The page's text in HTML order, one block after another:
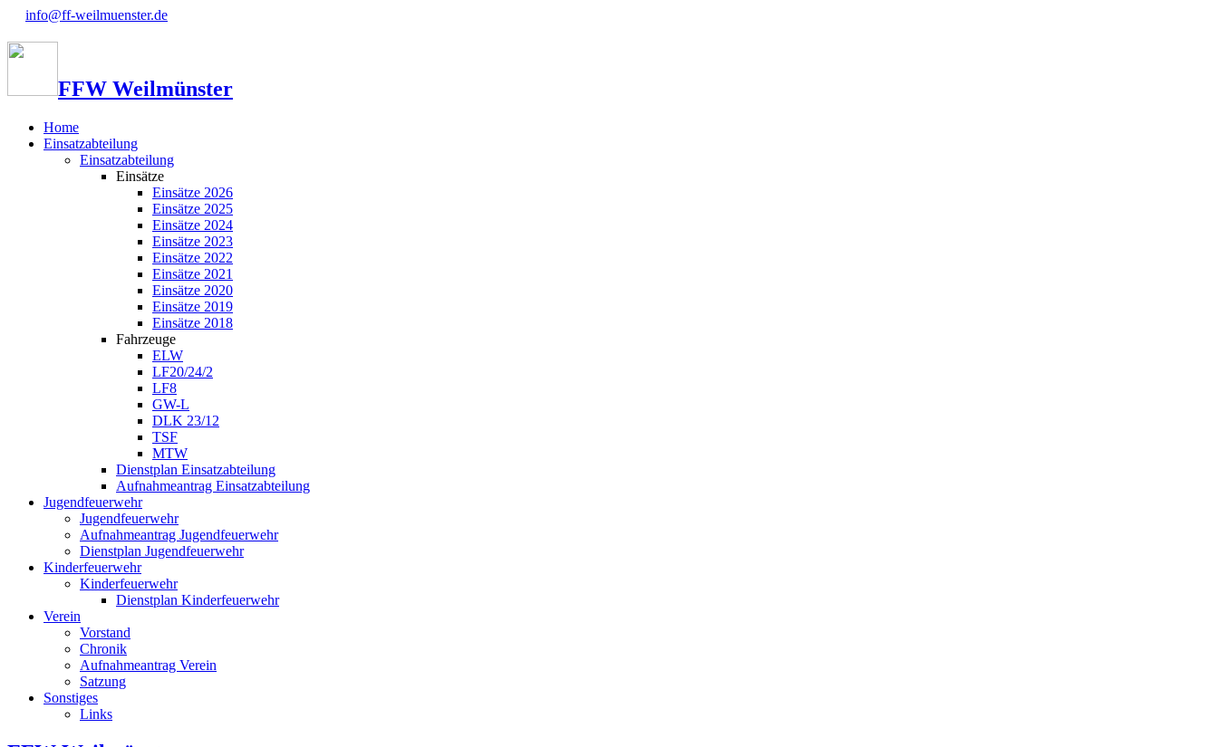
info@ff-weilmuenster.de
FFW Weilmünster
Home
Einsatzabteilung
Einsatzabteilung
Einsätze
Einsätze 2026
Einsätze 2025
Einsätze 2024
Einsätze 2023
Einsätze 2022
Einsätze 2021
Einsätze 2020
Einsätze 2019
Einsätze 2018
Fahrzeuge
ELW
LF20/24/2
LF8
GW-L
DLK 23/12
TSF
MTW
Dienstplan Einsatzabteilung
Aufnahmeantrag Einsatzabteilung
Jugendfeuerwehr
Jugendfeuerwehr
Aufnahmeantrag Jugendfeuerwehr
Dienstplan Jugendfeuerwehr
Kinderfeuerwehr
Kinderfeuerwehr
Dienstplan Kinderfeuerwehr
Verein
Vorstand
Chronik
Aufnahmeantrag Verein
Satzung
Sonstiges
Links